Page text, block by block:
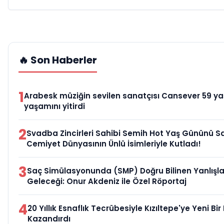
🔥 Son Haberler
1Arabesk müziğin sevilen sanatçısı Cansever 59
yaşamını yitirdi
2Svadba Zincirleri Sahibi Semih Hot Yaş Gününü
Cemiyet Dünyasının Ünlü İsimleriyle Kutladı!
3Saç Simülasyonunda (SMP) Doğru Bilinen
Geleceği: Onur Akdeniz ile Özel Röportaj
420 Yıllık Esnaflık Tecrübesiyle Kızıltepe'ye Yeni
Kazandırdı